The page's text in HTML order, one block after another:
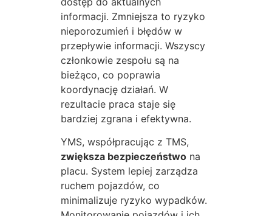
informacji. Zmniejsza to ryzyko
nieporozumień i błędów w
przepływie informacji. Wszyscy
członkowie zespołu są na
bieżąco, co poprawia
koordynację działań. W
rezultacie praca staje się
bardziej zgrana i efektywna.
YMS, współpracując z TMS,
zwiększa bezpieczeństwo na
placu. System lepiej zarządza
ruchem pojazdów, co
minimalizuje ryzyko wypadków.